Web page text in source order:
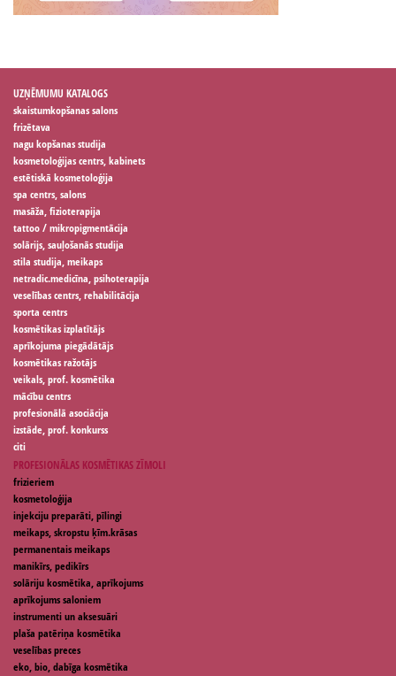
UZŅĒMUMU KATALOGS
skaistumkopšanas salons
frizētava
nagu kopšanas studija
kosmetoloģijas centrs, kabinets
estētiskā kosmetoloģija
spa centrs, salons
masāža, fizioterapija
tattoo / mikropigmentācija
solārijs, sauļošanās studija
stila studija, meikaps
netradic.medicīna, psihoterapija
veselības centrs, rehabilitācija
sporta centrs
kosmētikas izplatītājs
aprīkojuma piegādātājs
kosmētikas ražotājs
veikals, prof. kosmētika
mācību centrs
profesionālā asociācija
izstāde, prof. konkurss
citi
PROFESIONĀLAS KOSMĒTIKAS ZĪMOLI
frizieriem
kosmetoloģija
injekciju preparāti, pīlingi
meikaps, skropstu ķīm.krāsas
permanentais meikaps
manikīrs, pedikīrs
solāriju kosmētika, aprīkojums
aprīkojums saloniem
instrumenti un aksesuāri
plaša patēriņa kosmētika
veselības preces
eko, bio, dabīga kosmētika